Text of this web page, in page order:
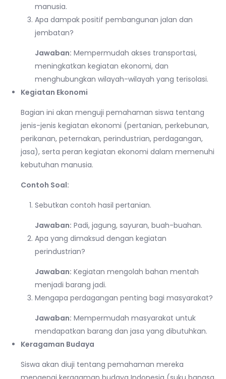
manusia.
Apa dampak positif pembangunan jalan dan
jembatan?
Jawaban: Mempermudah akses transportasi,
meningkatkan kegiatan ekonomi, dan
menghubungkan wilayah-wilayah yang terisolasi.
Kegiatan Ekonomi
Bagian ini akan menguji pemahaman siswa tentang
jenis-jenis kegiatan ekonomi (pertanian, perkebunan,
perikanan, peternakan, perindustrian, perdagangan,
jasa), serta peran kegiatan ekonomi dalam memenuhi
kebutuhan manusia.
Contoh Soal:
Sebutkan contoh hasil pertanian.
Jawaban: Padi, jagung, sayuran, buah-buahan.
Apa yang dimaksud dengan kegiatan
perindustrian?
Jawaban: Kegiatan mengolah bahan mentah
menjadi barang jadi.
Mengapa perdagangan penting bagi masyarakat?
Jawaban: Mempermudah masyarakat untuk
mendapatkan barang dan jasa yang dibutuhkan.
Keragaman Budaya
Siswa akan diuji tentang pemahaman mereka